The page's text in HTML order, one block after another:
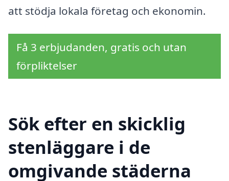
att stödja lokala företag och ekonomin.
Få 3 erbjudanden, gratis och utan
förpliktelser
Sök efter en skicklig
stenläggare i de
omgivande städerna